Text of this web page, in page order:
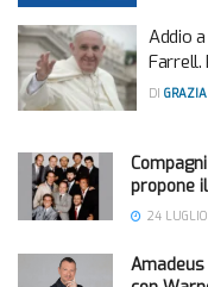
Addio
Farrell.
DI
propone
24